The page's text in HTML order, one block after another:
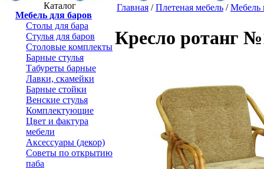
Каталог
Мебель для баров
Столы для бара
Стулья для баров
Столовые комплекты
Барные стулья
Табуреты барные
Лавки, скамейки
Барные стойки
Венские стулья
Комплектующие
Цвет и фактура
мебели
Аксессуары (декор)
Советы по открытию
паба
Главная /Плетеная мебель /Мебель
Кресло ротанг